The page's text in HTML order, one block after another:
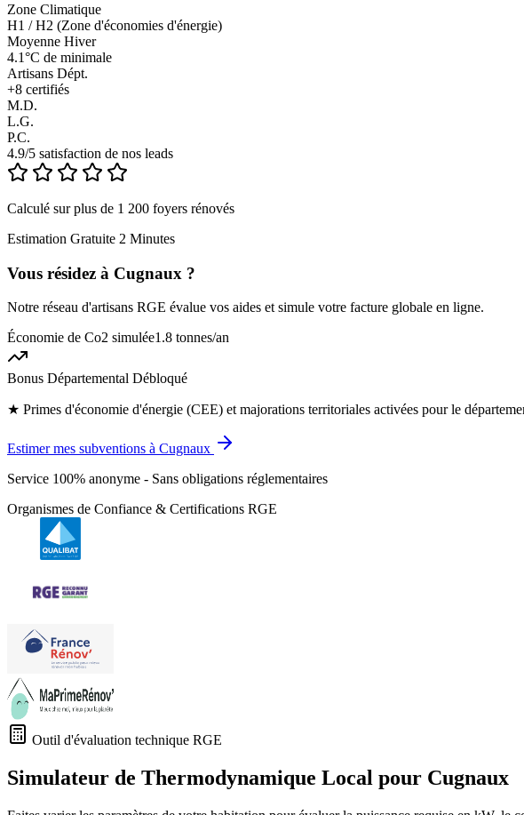
Zone Climatique
H1 / H2 (Zone d'économies d'énergie)
Moyenne Hiver
4.1°C de minimale
Artisans Dépt.
+8 certifiés
M.D.
L.G.
P.C.
4.9/5 satisfaction de nos leads
Calculé sur plus de 1 200 foyers rénovés
Estimation Gratuite 2 Minutes
Vous résidez à Cugnaux ?
Notre réseau d'artisans RGE évalue vos aides et simule votre facture globale en ligne.
Économie de Co2 simulée1.8 tonnes/an
Bonus Départemental Débloqué
★ Primes d'économie d'énergie (CEE) et majorations territoriales activées pour le
Estimer mes subventions à Cugnaux
Service 100% anonyme - Sans obligations réglementaires
Organismes de Confiance & Certifications RGE
Outil d'évaluation technique RGE
Simulateur de Thermodynamique Local pour Cugnaux